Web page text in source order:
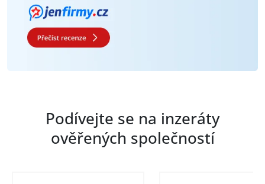
Podívejte se na inzeráty
ověřených společností